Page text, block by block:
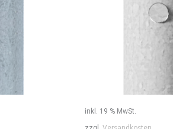
inkl. 19 % MwSt.